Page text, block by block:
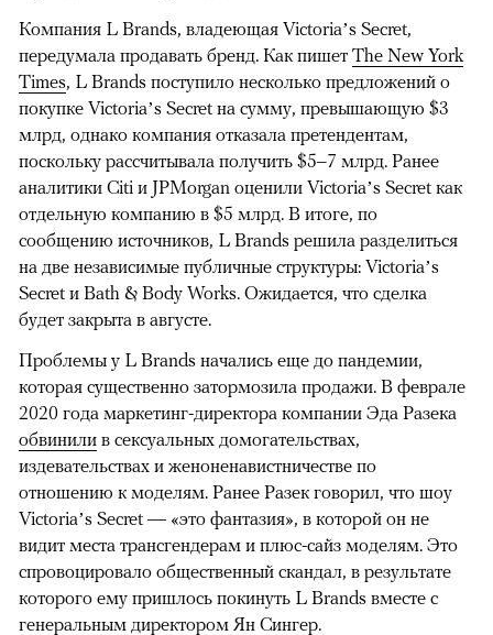
Компания L Brands, владеющая Victoria’s Secret,
передумала продавать бренд. Как пишет The New York
Times, L Brands поступило несколько предложений о
покупке Victoria’s Secret на сумму, превышающую $3
млрд, однако компания отказала претендентам,
поскольку рассчитывала получить $5–7 млрд. Ранее
аналитики Citi и JPMorgan оценили Victoria’s Secret как
отдельную компанию в $5 млрд. В итоге, по
сообщению источников, L Brands решила разделиться
на две независимые публичные структуры: Victoria’s
Secret и Bath & Body Works. Ожидается, что сделка
будет закрыта в августе.
Проблемы у L Brands начались еще до пандемии,
которая существенно затормозила продажи. В феврале
2020 года маркетинг-директора компании Эда Разека
обвинили в сексуальных домогательствах,
издевательствах и женоненавистничестве по
отношению к моделям. Ранее Разек говорил, что шоу
Victoria’s Secret — «это фантазия», в которой он не
видит места трансгендерам и плюс-сайз моделям. Это
спровоцировало общественный скандал, в результате
которого ему пришлось покинуть L Brands вместе с
генеральным директором Ян Сингер.